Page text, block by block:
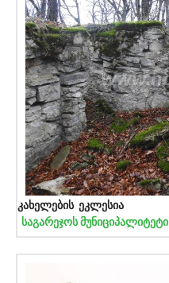
კახელების ეკლესია
საგარეჯოს მუნიციპალიტეტი